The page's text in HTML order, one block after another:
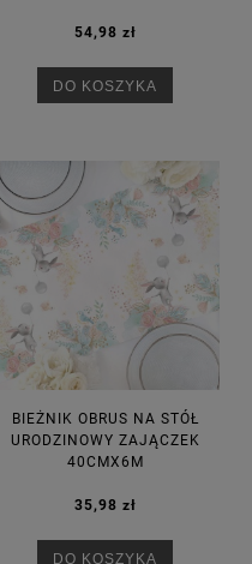
54,98 zł
DO KOSZYKA
BIEŻNIK OBRUS NA STÓŁ
URODZINOWY ZAJĄCZEK
40CMX6M
35,98 zł
DO KOSZYKA